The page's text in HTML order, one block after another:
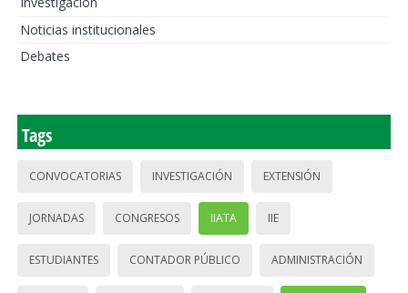
Noticias institucionales
Debates
Tags
CONVOCATORIAS INVESTIGACIÓN EXTENSIÓN
JORNADAS CONGRESOS IIATA IIE
ESTUDIANTES CONTADOR PÚBLICO ADMINISTRACIÓN